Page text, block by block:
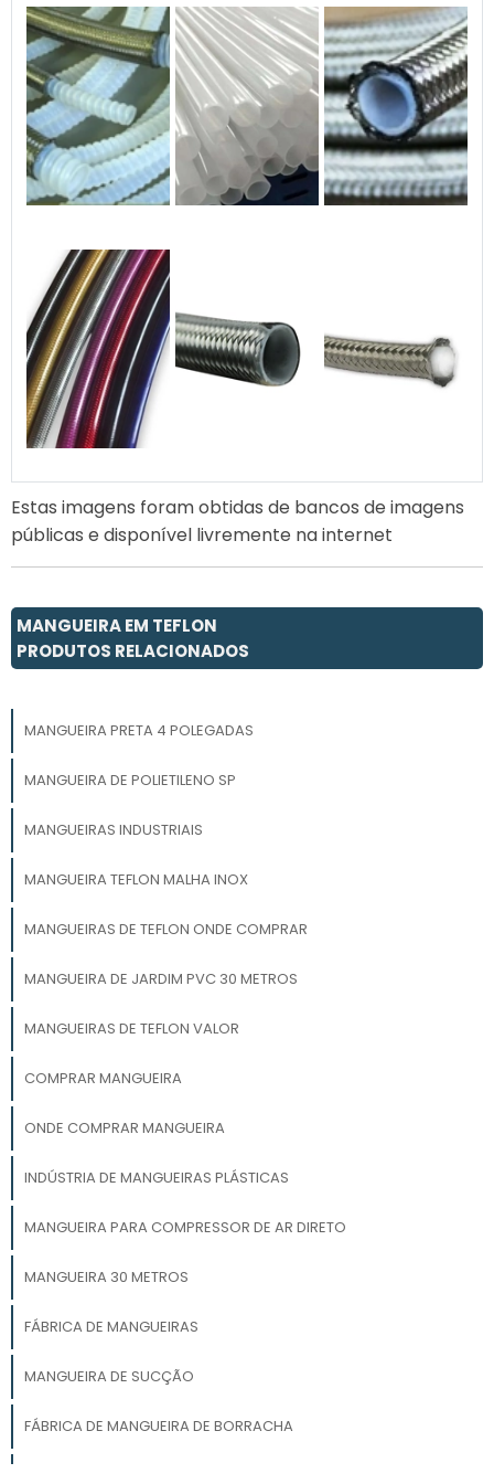
Estas imagens foram obtidas de bancos de imagens
públicas e disponível livremente na internet
MANGUEIRA EM TEFLON
PRODUTOS RELACIONADOS
MANGUEIRA PRETA 4 POLEGADAS
MANGUEIRA DE POLIETILENO SP
MANGUEIRAS INDUSTRIAIS
MANGUEIRA TEFLON MALHA INOX
MANGUEIRAS DE TEFLON ONDE COMPRAR
MANGUEIRA DE JARDIM PVC 30 METROS
MANGUEIRAS DE TEFLON VALOR
COMPRAR MANGUEIRA
ONDE COMPRAR MANGUEIRA
INDÚSTRIA DE MANGUEIRAS PLÁSTICAS
MANGUEIRA PARA COMPRESSOR DE AR DIRETO
MANGUEIRA 30 METROS
FÁBRICA DE MANGUEIRAS
MANGUEIRA DE SUCÇÃO
FÁBRICA DE MANGUEIRA DE BORRACHA